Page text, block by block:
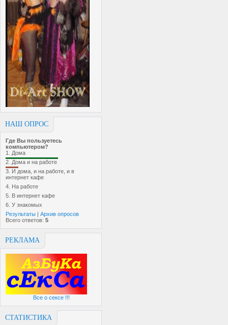
НАШ ОПРОС
Где Вы пользуетесь
компьютером?
1. Дома
2. Дома и на работе
3. И дома, и на работе, и в
интернет кафе
4. На работе
5. В интернет кафе
6. У знакомых
Результаты | Архив опросов
Всего ответов: 5
РЕКЛАМА
Все о сексе !!!
СТАТИСТИКА